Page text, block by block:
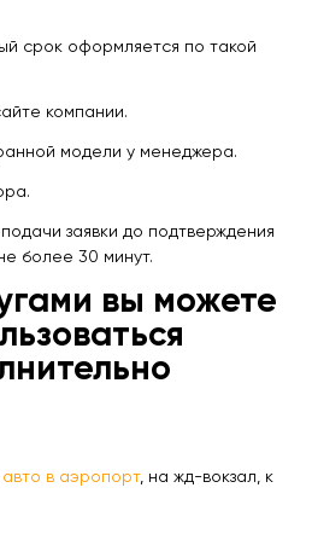
срок оформляется по такой
компании.
модели у менеджера.
заявки до подтверждения
более 30 минут.
вы можете
авто в аэропорт, на жд-вокзал, к